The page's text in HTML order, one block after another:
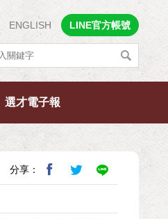
ENGLISH LINE官方帳號
選才電子報
分享：